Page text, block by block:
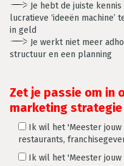
Je hebt de juiste
lucratieve ‘ideeën machine’
in geld
Je werkt niet meer
structuur en een planning
Zet je passie om in
marketing strategie
Ik wil het 'Meester
restaurants,
Ik wil het 'Meester